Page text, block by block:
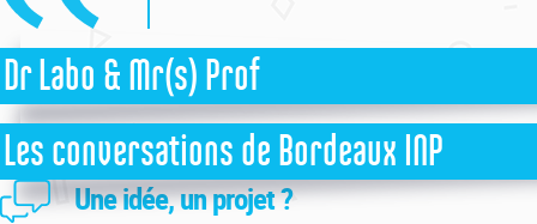
Dr Labo & Mr(s) Prof
Véronique Lespinet-Najib, enseignante à l'ENSC et chercheure au
Philippe Loubet, enseignant à l'ENSMAC (Ex ENSCBP) et chercheur
Les conversations de Bordeaux INP
Une idée, un projet ?